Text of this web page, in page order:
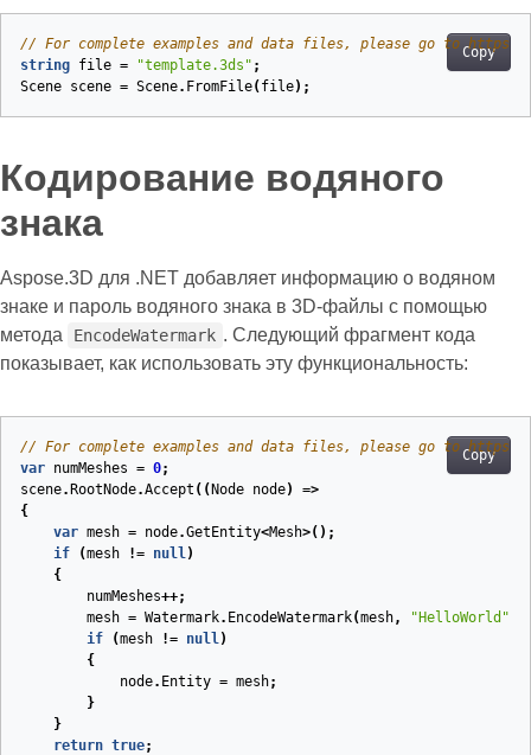
Copy
// For complete examples and data files, please go to https://
string file = "template.3ds" ;
Scene scene = Scene. FromFile( file);
Кодирование водяного
знака
Aspose.3D для .NET добавляет информацию о водяном
знаке и пароль водяного знака в 3D-файлы с помощью
метода
EncodeWatermark . Следующий фрагмент кода
показывает, как использовать эту функциональность:
Copy
// For complete examples and data files, please go to https://
var numMeshes = 0;
scene. RootNode.Accept (( Node node)
=>
{
var mesh = node.GetEntity<Mesh>();
if
(mesh != null)
{
numMeshes++;
mesh = Watermark. EncodeWatermark(mesh, "HelloWorld"
if
(mesh != null)
{
node. Entity = mesh;
}
}
return true;